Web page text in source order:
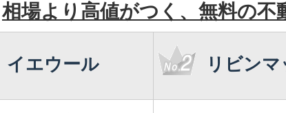
相場より高値がつく、無料の不
イエウール リビンマ